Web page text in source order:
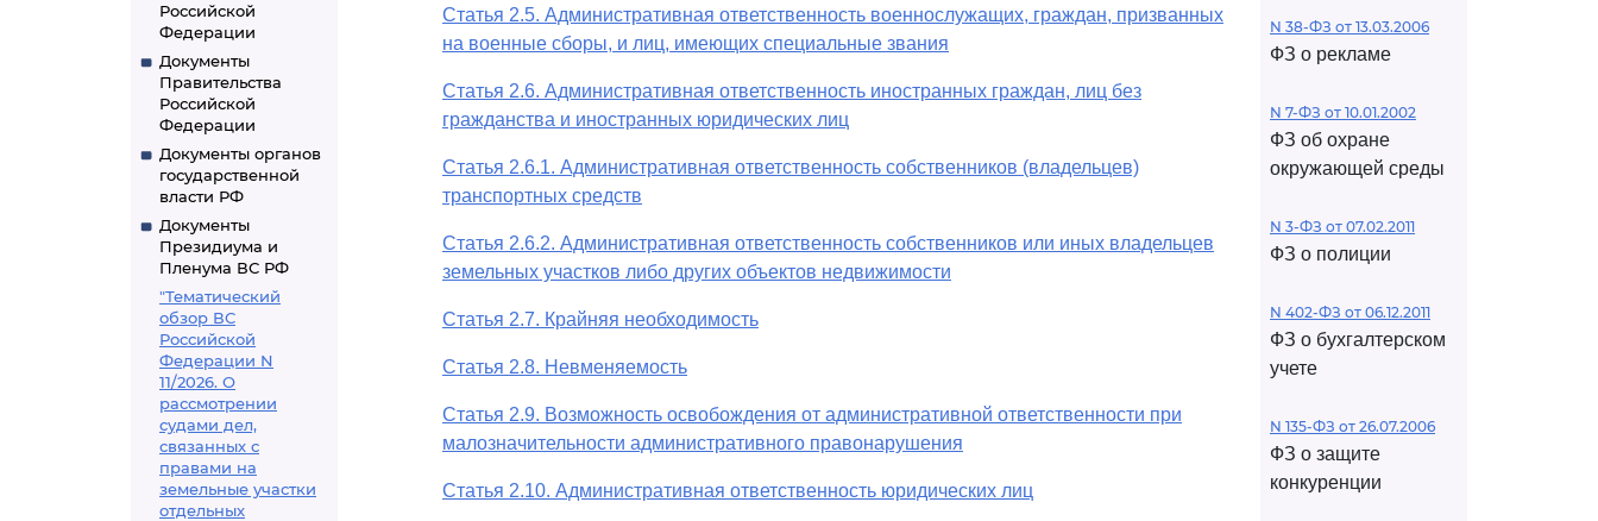
Российской
Федерации
Документы
Правительства
Российской
Федерации
Документы органов
государственной
власти РФ
Документы
Президиума и
Пленума ВС РФ
"Тематический
обзор ВС
Российской
Федерации N
11/2026. О
рассмотрении
судами дел,
связанных с
правами на
земельные участки
отдельных
Статья 2.5. Административная ответственность военнослужащих, граждан, призванных
на военные сборы, и лиц, имеющих специальные звания
Статья 2.6. Административная ответственность иностранных граждан, лиц без
гражданства и иностранных юридических лиц
Статья 2.6.1. Административная ответственность собственников (владельцев)
транспортных средств
Статья 2.6.2. Административная ответственность собственников или иных владельцев
земельных участков либо других объектов недвижимости
Статья 2.7. Крайняя необходимость
Статья 2.8. Невменяемость
Статья 2.9. Возможность освобождения от административной ответственности при
малозначительности административного правонарушения
Статья 2.10. Административная ответственность юридических лиц
N 38-ФЗ от 13.03.2006
ФЗ о рекламе
N 7-ФЗ от 10.01.2002
ФЗ об охране
окружающей среды
N 3-ФЗ от 07.02.2011
ФЗ о полиции
N 402-ФЗ от 06.12.2011
ФЗ о бухгалтерском
учете
N 135-ФЗ от 26.07.2006
ФЗ о защите
конкуренции